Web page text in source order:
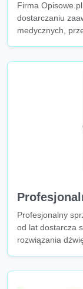
Firma
dostarczaniu
medycznych,
Profesjonalny
od lat dostarcza
rozwiązania